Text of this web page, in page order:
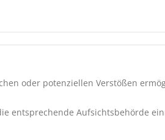
oder potenziellen Verstößen
entsprechende Aufsichtsbehörde